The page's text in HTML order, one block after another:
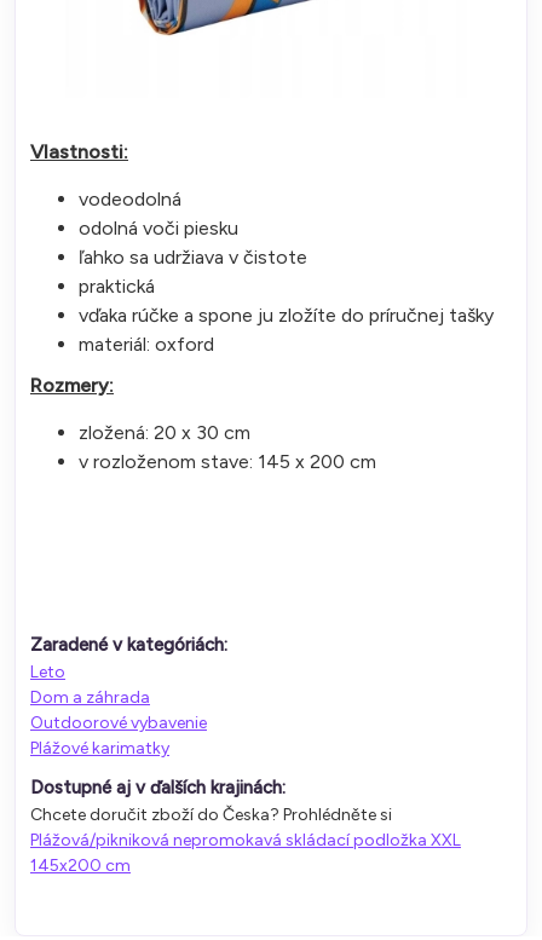
Vlastnosti:
vodeodolná
odolná voči piesku
ľahko sa udržiava v čistote
praktická
vďaka rúčke a spone ju zložíte do príručnej tašky
materiál: oxford
Rozmery:
zložená: 20 x 30 cm
v rozloženom stave: 145 x 200 cm
Zaradené v kategóriách:
Leto
Dom a záhrada
Outdoorové vybavenie
Plážové karimatky
Dostupné aj v ďalších krajinách:
Chcete doručit zboží do Česka? Prohlédněte si
Plážová/pikniková nepromokavá skládací podložka XXL
145x200 cm